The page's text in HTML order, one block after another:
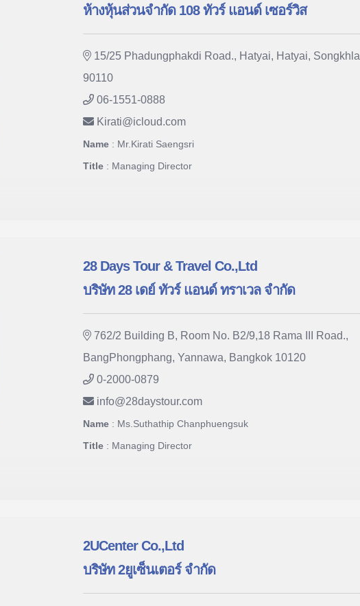
ห้างหุ้นส่วนจำกัด 108 ทัวร์ แอนด์ เซอร์วิส
15/25 Phadungphakdi Road., Hatyai, Hatyai, Songkhla
90110
06-1551-0888
Kirati@icloud.com
Name : Mr.Kirati Saengsri
Title : Managing Director
28 Days Tour & Travel Co.,Ltd
บริษัท 28 เดย์ ทัวร์ แอนด์ ทราเวล จำกัด
762/2 Building B, Room No. B2/9,18 Rama III Road.,
BangPhongphang, Yannawa, Bangkok 10120
0-2000-0879
info@28daystour.com
Name : Ms.Suthathip Chanphuengsuk
Title : Managing Director
2UCenter Co.,Ltd
บริษัท 2ยูเซ็นเตอร์ จำกัด